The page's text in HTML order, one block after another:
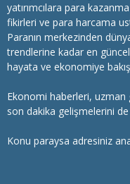
yatırımcılara para kazanma
fikirleri ve para harcama
Paranın merkezinden
trendlerine kadar en
hayata ve ekonomiye
Ekonomi haberleri, uzman
son dakika gelişmelerini
Konu paraysa adresiniz